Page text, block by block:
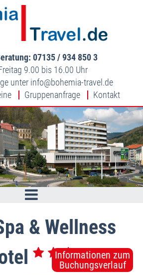
07135 / 934 850 3
9.00 bis 16.00 Uhr
unter info
bohemia-travel.de
Gruppenanfrage Kontakt
& Wellness
Informationen zum
Buchungsverlauf